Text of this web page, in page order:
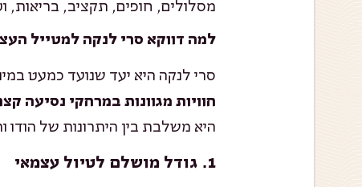
למה דווקא סרי לנקה למטייל
סרי לנקה היא יעד שנועד כמעט
חוויות מגוונות במרחקי נסיעה
היא משלבת בין היתרונות של
1. גודל מושלם לטיול עצמאי